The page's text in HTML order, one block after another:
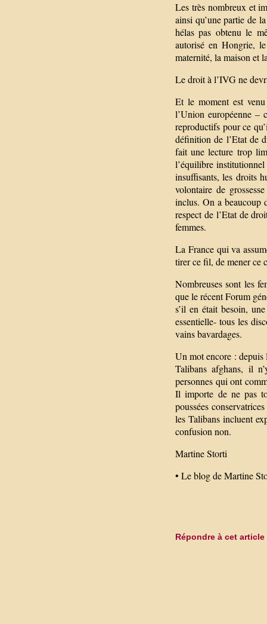
Les très nombreux et
ainsi qu’une partie de
hélas pas obtenu le
autorisé en Hongrie,
maternité, la maison et
Le droit à l’IVG ne
Et le moment est
l’Union européenne –
reproductifs pour ce
définition de l’Etat de
fait une lecture trop
l’équilibre
insuffisants, les droits
volontaire de
inclus. On a beaucoup
respect de l’Etat de
femmes.
La France qui va
tirer ce fil, de mener ce
Nombreuses sont les
que le récent Forum
s’il en était besoin,
essentielle- tous les
vains bavardages.
Un mot encore : depuis
Talibans afghans, il
personnes qui ont
Il importe de ne pas
poussées
les Talibans incluent
confusion non.
Martine Storti
• Le blog de Martine
Répondre à cet article